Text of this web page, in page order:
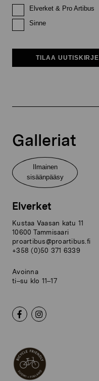
Elverket & Pro Artibus
Sinne
TILAA UUTISKIRJE
Galleriat
Ilmainen
sisäänpääsy
Elverket
Kustaa Vaasan katu 11
10600 Tammisaari
proartibus@proartibus.fi
+358 (0)50 371 6339
Avoinna
ti–su klo 11–17